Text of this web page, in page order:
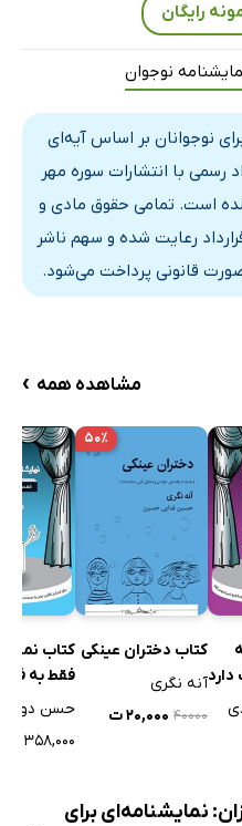
رایگان
نوجوان
نوجوانان بر اساس آیه‌ای
رسمی با انتشارات سوره مهر
است. تمامی حقوق مادی و
رعایت شده و سهم ناشر
قانونی پرداخت می‌شود.
مشاهده همه ›
۵۰٪
کتاب دختران عینکی
آنه نگری
۴۰۰۰۰ ۲۰,۰۰۰ ت
کتاب
فقط به
حسن دولت
۳۵۸,۰۰۰ ت
نمایشنامه‌ای برای